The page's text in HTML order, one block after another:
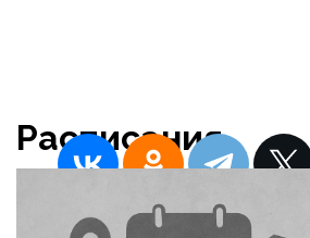
Расписания